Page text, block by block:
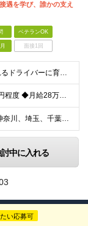
遇を学び、誰かの支え
ベテランOK
面接1回
＊実務経験は一切不問！誇れるドライバーに育てます＊ ◆学歴不問 ◆要普通自動車第一種運転免許 ◆守秘義務を守れる方 ※以下の経験が活かせます ・ホスピタリティ・マナーを大事に人と接する仕事の経験
★平均年収450万円～500万円程度 ◆月給28万円～＋賞与2回＋交通費全額支給＋役職手当 ※試用期間2カ月あり（期間中の雇用形態、待遇に差異はありません） ※月給には月20時間分のみなし残業代3万
＊転勤はありません 東京、神奈川、埼玉、千葉県内での勤務となります ※基本的には直行直帰・配属は通いやすさを考慮します ※U・Iターン歓迎 ※東京勤務メインとなります 【本社】 東京都中央区銀座1
中に入れる
い応募可